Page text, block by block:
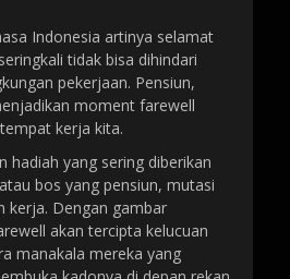
Indonesia artinya selamat
tidak bisa dihindari
pekerjaan. Pensiun,
moment farewell
kerja kita.
hadiah yang sering diberikan
bos yang pensiun, mutasi
kerja. Dengan gambar
akan tercipta kelucuan
manakala mereka yang